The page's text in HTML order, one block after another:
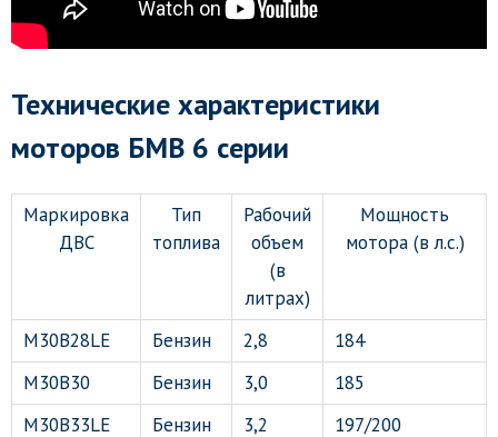
Технические характеристики
моторов БМВ 6 серии
Маркировка
ДВС
Тип
топлива
Рабочий
объем
(в
литрах)
Мощность
мотора (в л.с.)
M30B28LE Бензин 2,8
184
M30B30
Бензин 3,0
185
M30B33LE
Бензин 3,2
197/200